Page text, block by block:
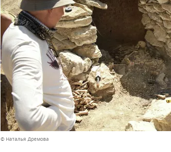
© Наталья Дремова